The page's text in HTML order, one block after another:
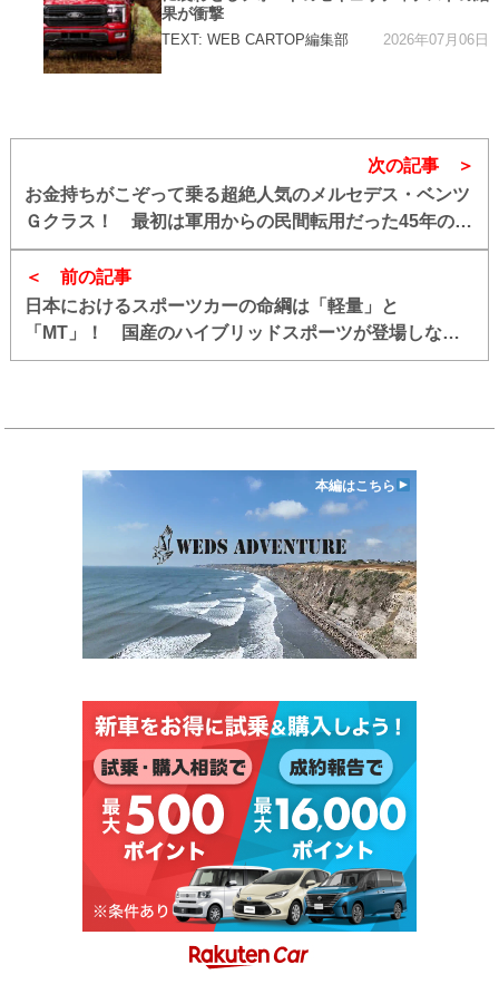
果が衝撃
TEXT: WEB CARTOP編集部 2026年07月06日
前の記事
日本におけるスポーツカーの命綱は「軽量」と
「MT」！ 国産のハイブリッドスポーツが登場しない
至極納得な理由
次の記事
お金持ちがこぞって乗る超絶人気のメルセデス・ベンツ
Ｇクラス！ 最初は軍用からの民間転用だった45年の歴
史!!
本編はこちら